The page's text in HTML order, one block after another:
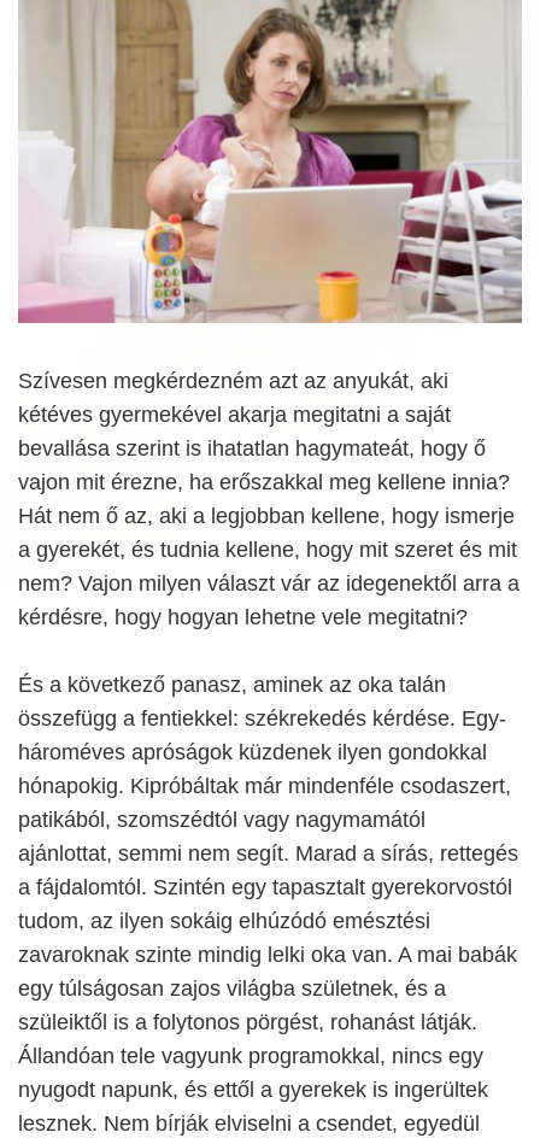
Szívesen megkérdezném azt az anyukát, aki
kétéves gyermekével akarja megitatni a saját
bevallása szerint is ihatatlan hagymateát, hogy ő
vajon mit érezne, ha erőszakkal meg kellene innia?
Hát nem ő az, aki a legjobban kellene, hogy ismerje
a gyerekét, és tudnia kellene, hogy mit szeret és mit
nem? Vajon milyen választ vár az idegenektől arra a
kérdésre, hogy hogyan lehetne vele megitatni?
És a következő panasz, aminek az oka talán
összefügg a fentiekkel: székrekedés kérdése. Egy-
hároméves apróságok küzdenek ilyen gondokkal
hónapokig. Kipróbáltak már mindenféle csodaszert,
patikából, szomszédtól vagy nagymamától
ajánlottat, semmi nem segít. Marad a sírás, rettegés
a fájdalomtól. Szintén egy tapasztalt gyerekorvostól
tudom, az ilyen sokáig elhúzódó emésztési
zavaroknak szinte mindig lelki oka van. A mai babák
egy túlságosan zajos világba születnek, és a
szüleiktől is a folytonos pörgést, rohanást látják.
Állandóan tele vagyunk programokkal, nincs egy
nyugodt napunk, és ettől a gyerekek is ingerültek
lesznek. Nem bírják elviselni a csendet, egyedül